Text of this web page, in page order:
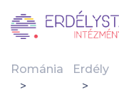
Románia Erdély